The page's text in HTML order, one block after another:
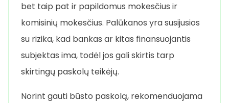
bet taip pat ir papildomus mokesčius ir
komisinių mokesčius. Palūkanos yra susijusios
su rizika, kad bankas ar kitas finansuojantis
subjektas ima, todėl jos gali skirtis tarp
skirtingų paskolų teikėjų.
Norint gauti būsto paskolą, rekomenduojama